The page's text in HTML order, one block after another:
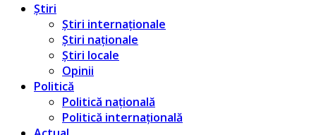
Știri
Știri internaționale
Știri naționale
Știri locale
Opinii
Politică
Politică națională
Politică internațională